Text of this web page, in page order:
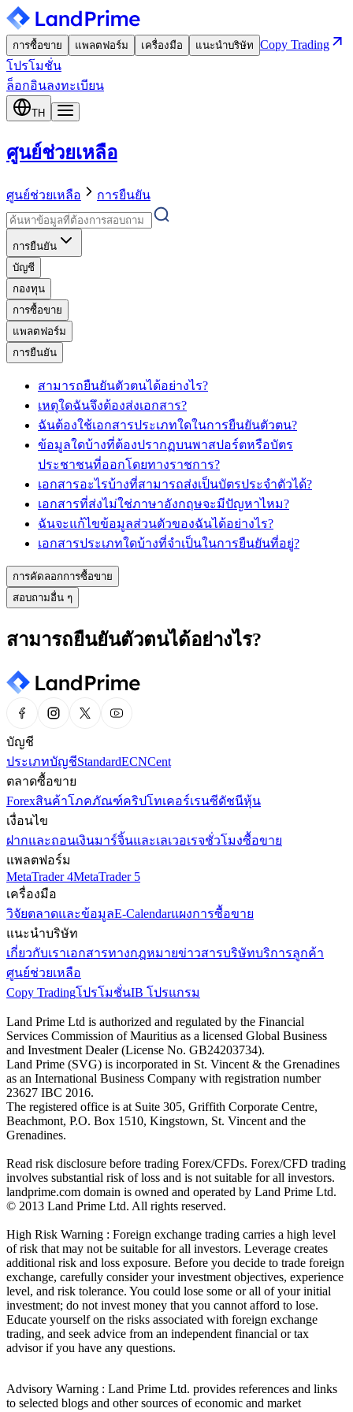
การซื้อขาย แพลตฟอร์ม เครื่องมือ แนะนำบริษัท Copy Trading
โปรโมชั่น
ล็อกอินลงทะเบียน
TH
ศูนย์ช่วยเหลือ
ศูนย์ช่วยเหลือ การยืนยัน
การยืนยัน
บัญชี
กองทุน
การซื้อขาย
แพลตฟอร์ม
การยืนยัน
สามารถยืนยันตัวตนได้อย่างไร?
เหตุใดฉันจึงต้องส่งเอกสาร?
ฉันต้องใช้เอกสารประเภทใดในการยืนยันตัวตน?
ข้อมูลใดบ้างที่ต้องปรากฏบนพาสปอร์ตหรือบัตร
ประชาชนที่ออกโดยทางราชการ?
เอกสารอะไรบ้างที่สามารถส่งเป็นบัตรประจำตัวได้?
เอกสารที่ส่งไม่ใช่ภาษาอังกฤษจะมีปัญหาไหม?
ฉันจะแก้ไขข้อมูลส่วนตัวของฉันได้อย่างไร?
เอกสารประเภทใดบ้างที่จำเป็นในการยืนยันที่อยู่?
การคัดลอกการซื้อขาย
สอบถามอื่น ๆ
สามารถยืนยันตัวตนได้อย่างไร?
บัญชี
ประเภทบัญชีStandardECNCent
ตลาดซื้อขาย
Forexสินค้าโภคภัณฑ์คริปโทเคอร์เรนซีดัชนีหุ้น
เงื่อนไข
ฝากและถอนเงินมาร์จิ้นและเลเวอเรจชั่วโมงซื้อขาย
แพลตฟอร์ม
MetaTrader 4MetaTrader 5
เครื่องมือ
วิจัยตลาดและข้อมูลE-Calendarแผงการซื้อขาย
แนะนำบริษัท
เกี่ยวกับเราเอกสารทางกฎหมายข่าวสารบริษัทบริการลูกค้า
ศูนย์ช่วยเหลือ
Copy Tradingโปรโมชั่นIB โปรแกรม
Land Prime Ltd is authorized and regulated by the Financial
Services Commission of Mauritius as a licensed Global Business
and Investment Dealer (License No. GB24203734).
Land Prime (SVG) is incorporated in St. Vincent & the Grenadines
as an International Business Company with registration number
23627 IBC 2016.
The registered office is at Suite 305, Griffith Corporate Centre,
Beachmont, P.O. Box 1510, Kingstown, St. Vincent and the
Grenadines.
Read risk disclosure before trading Forex/CFDs. Forex/CFD trading
involves substantial risk of loss and is not suitable for all investors.
landprime.com domain is owned and operated by Land Prime Ltd.
© 2013 Land Prime Ltd. All rights reserved.
High Risk Warning : Foreign exchange trading carries a high level
of risk that may not be suitable for all investors. Leverage creates
additional risk and loss exposure. Before you decide to trade foreign
exchange, carefully consider your investment objectives, experience
level, and risk tolerance. You could lose some or all of your initial
investment; do not invest money that you cannot afford to lose.
Educate yourself on the risks associated with foreign exchange
trading, and seek advice from an independent financial or tax
advisor if you have any questions.
Advisory Warning : Land Prime Ltd. provides references and links
to selected blogs and other sources of economic and market